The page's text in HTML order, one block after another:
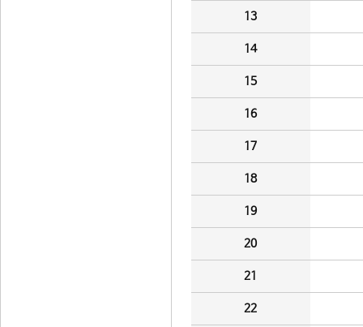
13
14
15
16
17
18
19
20
21
22